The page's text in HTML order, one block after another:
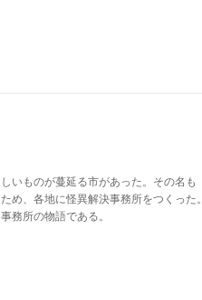
いものが蔓延る市があった。その名も
め、各地に怪異解決事務所をつくった
務所の物語である。